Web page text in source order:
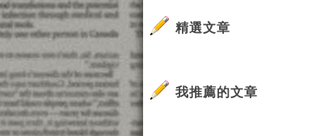
精選文章
我推薦的文章